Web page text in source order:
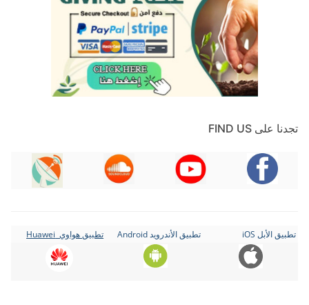
تجدنا على FIND US
تطبيق الأبل iOS تطبيق الأندرويد Android تطبيق هواوي Huawei